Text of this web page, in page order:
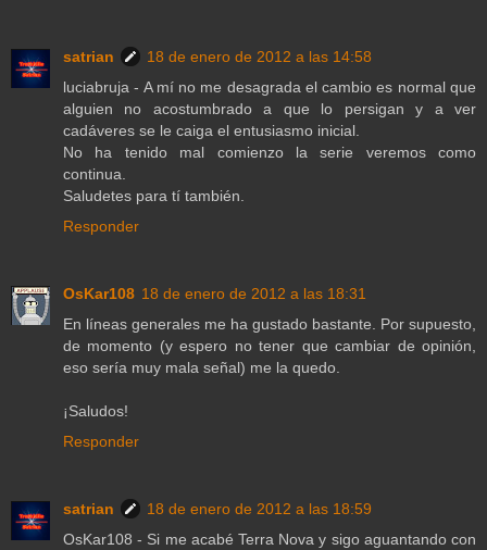
satrian
18 de enero de 2012 a las 14:58
luciabruja - A mí no me desagrada el cambio es normal que
alguien no acostumbrado a que lo persigan y a ver
cadáveres se le caiga el entusiasmo inicial.
No ha tenido mal comienzo la serie veremos como
continua.
Saludetes para tí también.
Responder
OsKar108 18 de enero de 2012 a las 18:31
En líneas generales me ha gustado bastante. Por supuesto,
de momento (y espero no tener que cambiar de opinión,
eso sería muy mala señal) me la quedo.
¡Saludos!
Responder
satrian
18 de enero de 2012 a las 18:59
OsKar108 - Si me acabé Terra Nova y sigo aguantando con